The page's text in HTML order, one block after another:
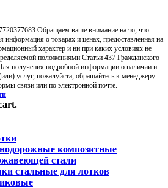
Обращаем ваше внимание на то, что
информация о товарах и ценах, предоставленная на
характер и ни при каких условиях не
положениями Статьи 437 Гражданского
получения подробной информации о наличии и
услуг, пожалуйста, обращайтесь к менеджеру
связи или по электронной почте.
композитные
стали
стальные для лотков